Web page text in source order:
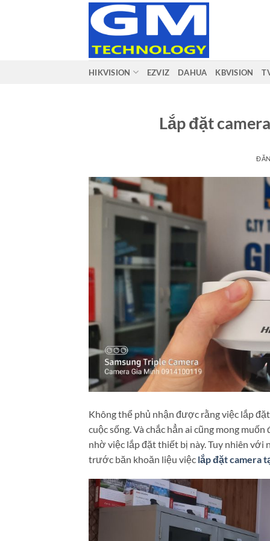
HIKVISION EZVIZ DAHUA KBVISION
Lắp đặt
Không thể phủ nhận được rằng việc lắp
cuộc sống. Và chắc hẳn ai cũng mong
nhờ việc lắp đặt thiết bị này. Tuy nhiên
trước băn khoăn liệu việc lắp đặt camera